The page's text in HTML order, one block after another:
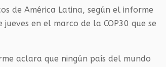
de América Latina, según el informe
en el marco de la COP30 que se
aclara que ningún país del mundo